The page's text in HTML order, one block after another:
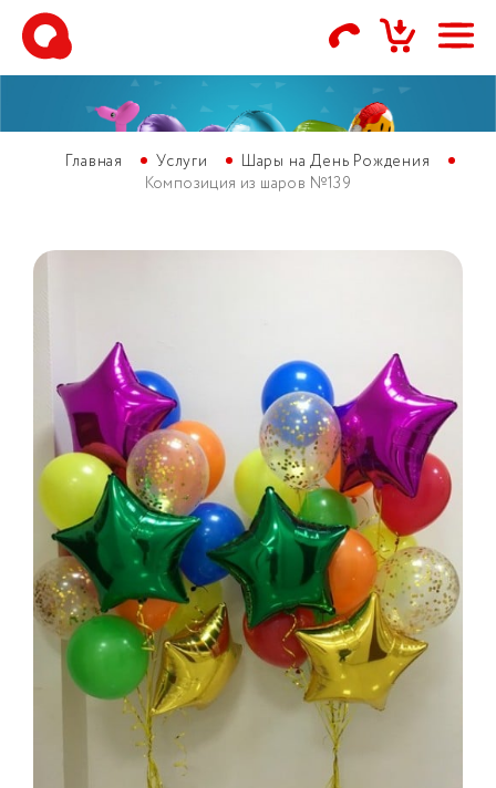
Главная Услуги
Шары на День Рождения
Композиция из шаров №139